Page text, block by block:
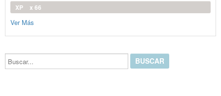
XP
x 66
Ver Más
Buscar...